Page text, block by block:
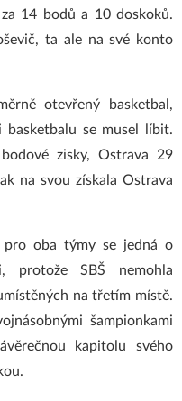
14 bodů a 10 doskoků.
ta ale na své konto
otevřený basketbal,
se musel líbit.
zisky, Ostrava 29
na svou získala Ostrava
pro oba týmy se jedná o
protože SBŠ nemohla
na třetím místě.
šampionkami
kapitolu svého